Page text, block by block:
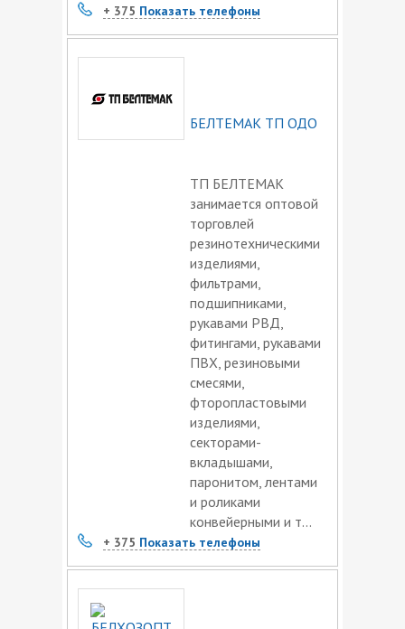
+ 375 Показать телефоны
БЕЛТЕМАК ТП ОДО
ТП БЕЛТЕМАК
занимается оптовой
торговлей
резинотехническими
изделиями,
фильтрами,
подшипниками,
рукавами РВД,
фитингами, рукавами
ПВХ, резиновыми
смесями,
фторопластовыми
изделиями,
секторами-
вкладышами,
паронитом, лентами
и роликами
конвейерными и т...
+ 375 Показать телефоны